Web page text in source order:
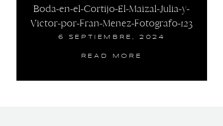
Boda-en-el-Cortijo-El-Maizal-Julia-y-
Victor-por-Fran-Menez-Fotografo-123
6 SEPTIEMBRE, 2024
READ MORE